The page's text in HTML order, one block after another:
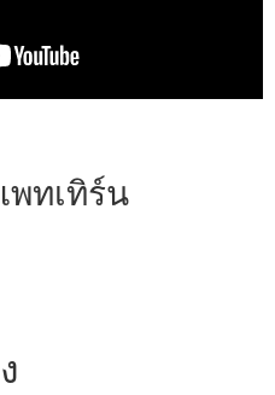
ทเทิร์น